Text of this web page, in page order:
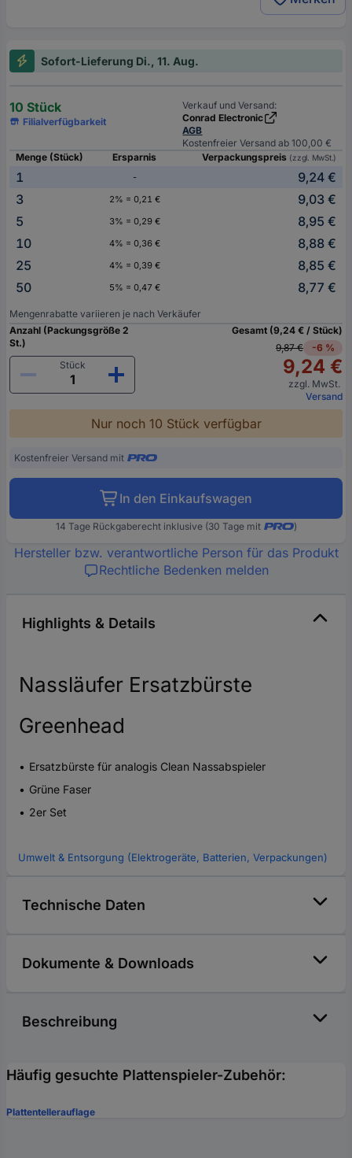
Sofort-Lieferung Di., 11. Aug.
10 Stück
Filialverfügbarkeit
Verkauf und Versand:
Conrad Electronic
AGB
Kostenfreier Versand ab 100,00 €
Menge (Stück)
Ersparnis Verpackungspreis (zzgl. MwSt.)
1 -
9,24 €
3
2% = 0,21 €
9,03 €
5
3% = 0,29 €
8,95 €
10
4% = 0,36 €
8,88 €
25
4% = 0,39 €
8,85 €
50
5% = 0,47 € 8,77 €
Mengenrabatte variieren je nach Verkäufer
Anzahl (Packungsgröße 2
St.)
Stück
Gesamt (9,24 € / Stück)
9,87 €
-6 %
9,24 €
zzgl. MwSt.
Versand
Nur noch 10 Stück verfügbar
Kostenfreier Versand mit
In den Einkaufswagen
14 Tage Rückgaberecht inklusive (30 Tage mit )
Hersteller bzw. verantwortliche Person für das Produkt
Rechtliche Bedenken melden
Highlights & Details
Nassläufer Ersatzbürste
Greenhead
Ersatzbürste für analogis Clean Nassabspieler
Grüne Faser
2er Set
Umwelt & Entsorgung (Elektrogeräte, Batterien, Verpackungen)
Technische Daten
Dokumente & Downloads
Beschreibung
Häufig gesuchte Plattenspieler-Zubehör:
Plattentellerauflage